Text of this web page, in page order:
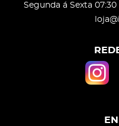
Segunda á Sexta 07:30